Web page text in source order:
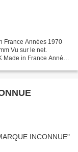
France Années 1970
Vu sur le net.
in France Années